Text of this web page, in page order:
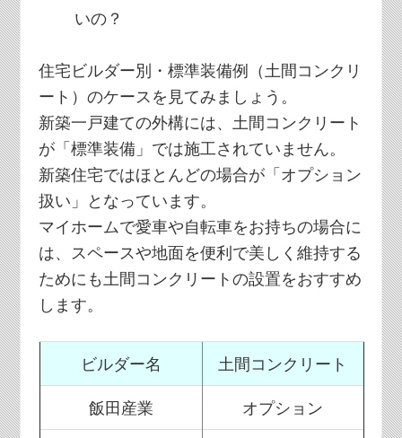
いの？
住宅ビルダー別・標準装備例（土間コンクリ
ート）のケースを見てみましょう。
新築一戸建ての外構には、土間コンクリート
が「標準装備」では施工されていません。
新築住宅ではほとんどの場合が「オプション
扱い」となっています。
マイホームで愛車や自転車をお持ちの場合に
は、スペースや地面を便利で美しく維持する
ためにも土間コンクリートの設置をおすすめ
します。
ビルダー名 土間コンクリート
飯田産業 オプション